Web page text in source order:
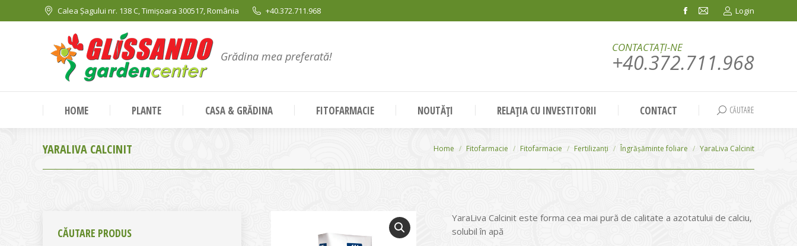
Calea Șagului nr. 138 C, Timișoara 300517, România +40.372.711.968
Facebook
in
window
Mail
in
window
Login
Grădina mea preferată!
CONTACTAȚI-NE
+40.372.711.968
HOME PLANTE CASA & GRĂDINA FITOFARMACIE NOUTĂȚI RELAȚIA CU INVESTITORII CONTACT Search:
CĂUTARE
YARALIVA CALCINIT You are here:
Home Fitofarmacie Fitofarmacie Fertilizanți Îngrășăminte foliare YaraLiva Calcinit
YaraLiva Calcinit este forma cea mai pură de calitate a azotatului de calciu,
solubil în apă
CĂUTARE PRODUS